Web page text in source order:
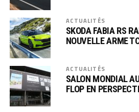
ACTUALITÉS
SKODA FABIA RS
NOUVELLE ARME
ACTUALITÉS
SALON MONDIAL
FLOP EN